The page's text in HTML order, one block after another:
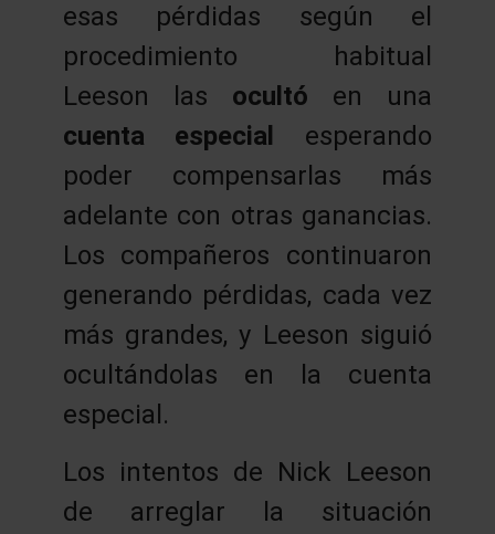
esas pérdidas según el
procedimiento habitual
Leeson las ocultó en una
cuenta especial esperando
poder compensarlas más
adelante con otras ganancias.
Los compañeros continuaron
generando pérdidas, cada vez
más grandes, y Leeson siguió
ocultándolas en la cuenta
especial.
Los intentos de Nick Leeson
de arreglar la situación